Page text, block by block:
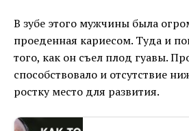
В зубе этого мужчины была
проеденная кариесом. Туда и
того, как он съел плод гуавы.
способствовало и отсутствие
ростку место для развития.